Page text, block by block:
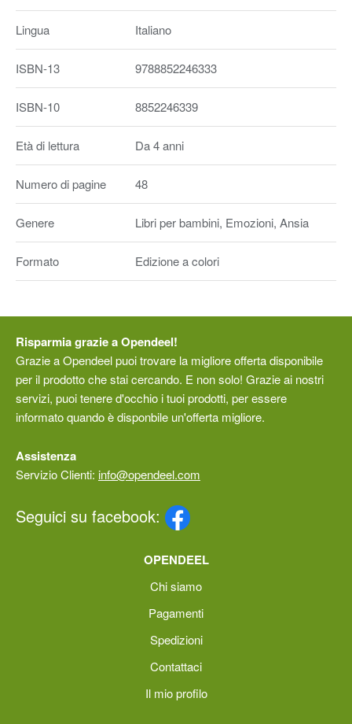
Lingua Italiano
ISBN-13 9788852246333
ISBN-10 8852246339
Età di lettura Da 4 anni
Numero di pagine 48
Genere Libri per bambini, Emozioni, Ansia
Formato Edizione a colori
Risparmia grazie a Opendeel!
Grazie a Opendeel puoi trovare la migliore offerta disponibile
per il prodotto che stai cercando. E non solo! Grazie ai nostri
servizi, puoi tenere d'occhio i tuoi prodotti, per essere
informato quando è disponbile un'offerta migliore.
Assistenza
Servizio Clienti: info@opendeel.com
Seguici su facebook:
OPENDEEL
Chi siamo
Pagamenti
Spedizioni
Contattaci
Il mio profilo